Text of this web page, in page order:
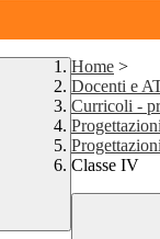
Home >
Docenti e
Curricoli -
Progettazioni
Classe IV